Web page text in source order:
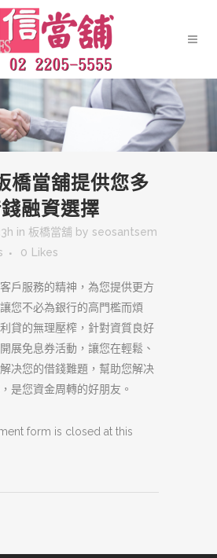
橋當舖提供您多
融資選擇
in 板橋當舖 by seosantsem
0 Likes
戶服務的精神，為您提供更方
您不必為銀行的高門檻而煩
貸的無理壓榨，針對資質良好
展免息券活動，讓您在輕鬆、
决您的借錢難題，幫助您解决
是您資金周轉的好朋友。
form is closed at this